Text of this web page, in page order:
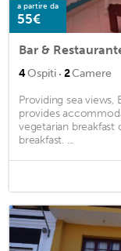
a partire da
55€
Bar &
4Ospiti · 2Camere
Providing sea views,
provides
vegetarian breakfast
breakfast. ...